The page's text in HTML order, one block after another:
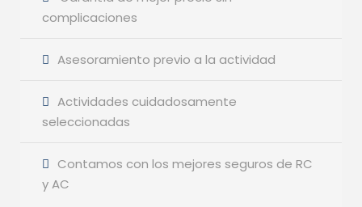
complicaciones
Asesoramiento previo a la actividad
Actividades cuidadosamente
seleccionadas
Contamos con los mejores seguros de RC
y AC